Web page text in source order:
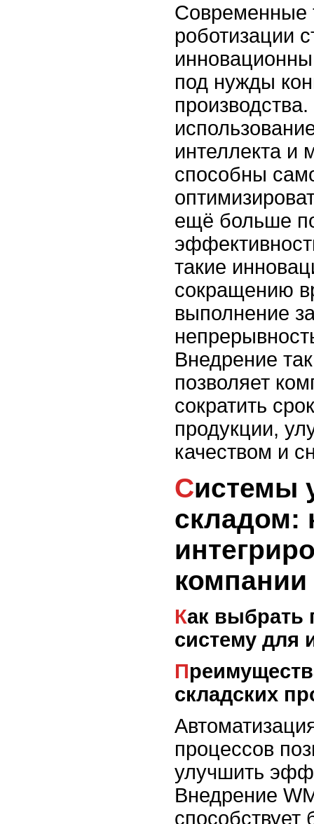
Современные
роботизации
под нужды
интеллекта и
способны
ещё больше
такие
сокращению
выполнение
Внедрение
позволяет
сократить
продукции,
качеством и
Системы управления
складом:
компании
Как выбрать подходящую
систему для
Преимущества автоматизации
складских
процессов
улучшить
Внедрение
способствует